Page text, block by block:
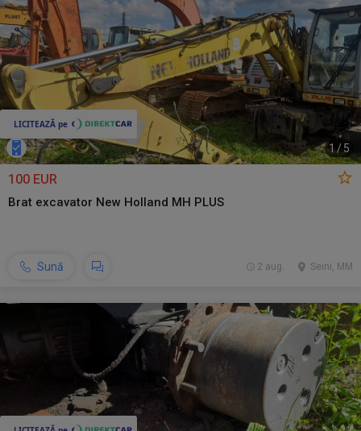
1/5
100 EUR
Brat excavator New Holland MH PLUS
Sună Seini, MM
2 aug.